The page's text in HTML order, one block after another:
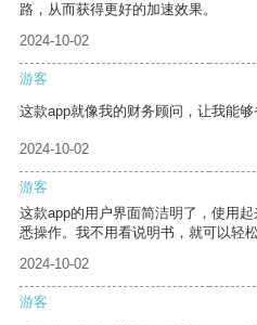
路，从而获得更好的加速效果。
2024-10-02
游客
这款app就像我的财务顾问，让我能够
2024-10-02
游客
这款app的用户界面简洁明了，使用
悉操作。我不用看说明书，就可以轻
2024-10-02
游客